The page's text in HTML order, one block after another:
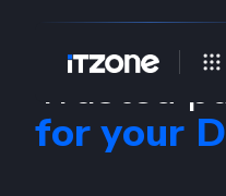
Trusted
for your